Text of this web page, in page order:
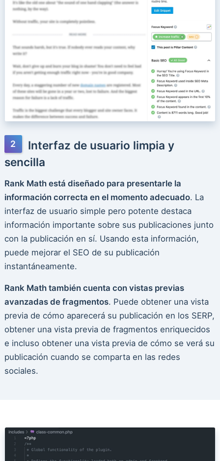
Interfaz de usuario limpia y
sencilla
Rank Math está diseñado para presentarle la
información correcta en el momento adecuado. La
interfaz de usuario simple pero potente destaca
información importante sobre sus publicaciones junto
con la publicación en sí. Usando esta información,
puede mejorar el SEO de su publicación
instantáneamente.
Rank Math también cuenta con vistas previas
avanzadas de fragmentos. Puede obtener una vista
previa de cómo aparecerá su publicación en los SERP,
obtener una vista previa de fragmentos enriquecidos
e incluso obtener una vista previa de cómo se verá su
publicación cuando se comparta en las redes
sociales.